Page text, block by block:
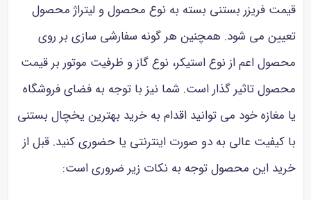
قیمت فریزر بستنی بسته به نوع محصول و لیتراژ محصول
تعیین می شود. همچنین هر گونه سفارشی سازی بر روی
محصول اعم از نوع استیکر، نوع گاز و ظرفیت موتور بر قیمت
محصول تاثیر گذار است. شما نیز با توجه به فضای فروشگاه
یا مغازه خود می توانید اقدام به خرید بهترین یخچال بستنی
با کیفیت عالی به دو صورت اینترنتی یا حضوری کنید. قبل از
خرید این محصول توجه به نکات زیر ضروری است: